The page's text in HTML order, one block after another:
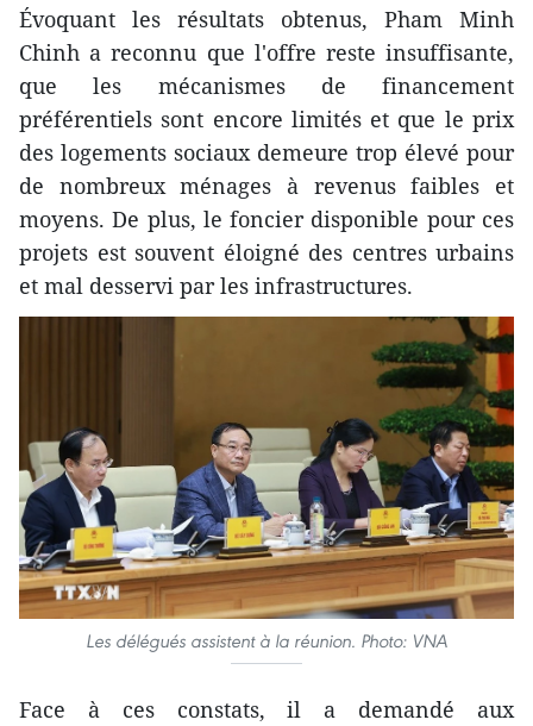
Évoquant les résultats obtenus, Pham Minh
Chinh a reconnu que l'offre reste insuffisante,
que les mécanismes de financement
préférentiels sont encore limités et que le prix
des logements sociaux demeure trop élevé pour
de nombreux ménages à revenus faibles et
moyens. De plus, le foncier disponible pour ces
projets est souvent éloigné des centres urbains
et mal desservi par les infrastructures.
Les délégués assistent à la réunion. Photo: VNA
Face à ces constats, il a demandé aux